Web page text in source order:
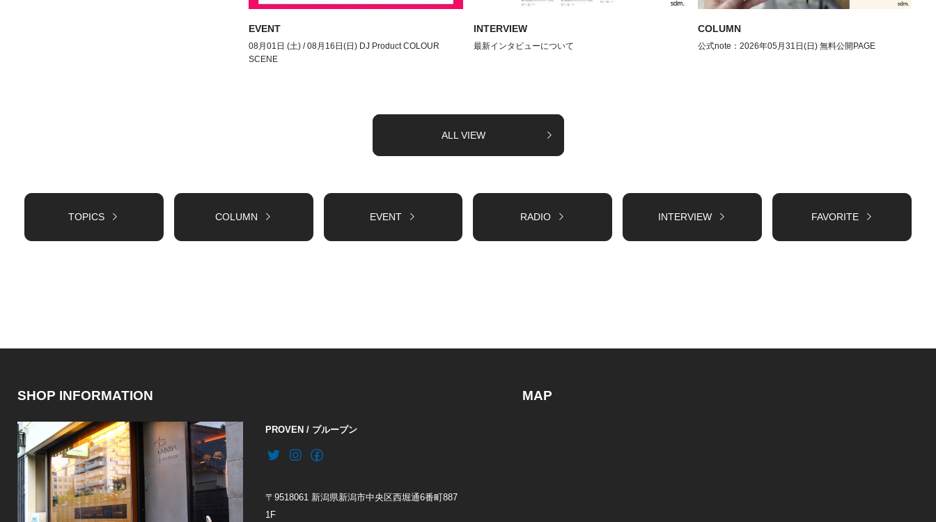
EVENT
08月01日 (土) / 08月16日(日) DJ Product COLOUR
SCENE
INTERVIEW
最新インタビューについて
COLUMN
公式note：2026年05月31日(日) 無料公開PAGE
ALL VIEW
TOPICS COLUMN EVENT RADIO INTERVIEW FAVORITE
SHOP INFORMATION
PROVEN / プループン
〒9518061 新潟県新潟市中央区西堀通6番町887
1F
MAP